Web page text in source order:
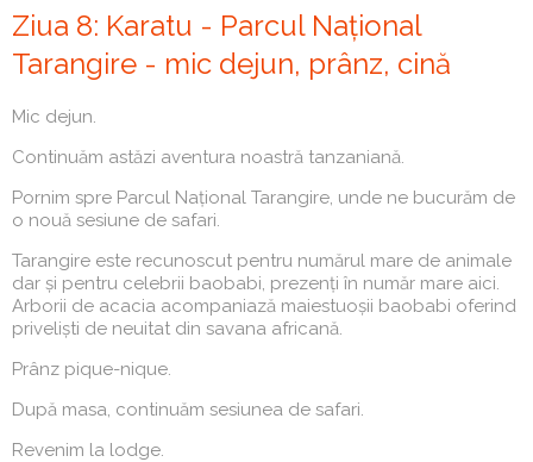
Ziua 8: Karatu - Parcul Național
Tarangire - mic dejun, prânz, cină
Mic dejun.
Continuăm astăzi aventura noastră tanzaniană.
Pornim spre Parcul Național Tarangire, unde ne bucurăm de
o nouă sesiune de safari.
Tarangire este recunoscut pentru numărul mare de animale
dar și pentru celebrii baobabi, prezenți în număr mare aici.
Arborii de acacia acompaniază maiestuoșii baobabi oferind
priveliști de neuitat din savana africană.
Prânz pique-nique.
După masa, continuăm sesiunea de safari.
Revenim la lodge.